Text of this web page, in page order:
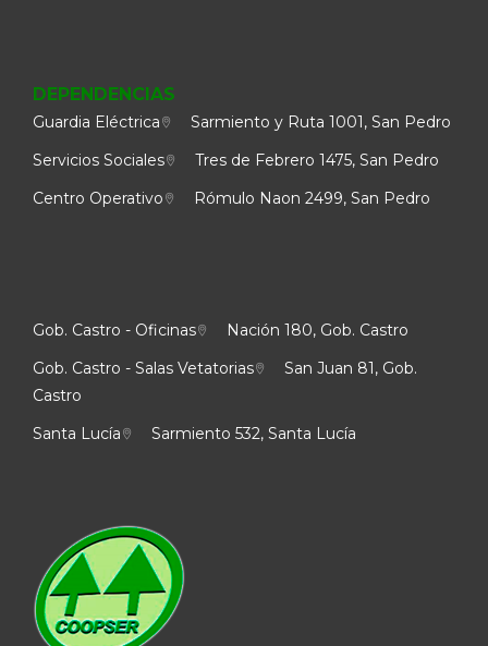
DEPENDENCIAS
Guardia Eléctrica
Sarmiento y Ruta 1001, San Pedro
Servicios Sociales
Tres de Febrero 1475, San Pedro
Centro Operativo
Rómulo Naon 2499, San Pedro
Gob. Castro - Oficinas
Nación 180, Gob. Castro
Gob. Castro - Salas Vetatorias
San Juan 81, Gob.
Castro
Santa Lucía
Sarmiento 532, Santa Lucía